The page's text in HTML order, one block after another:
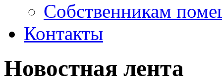
Собственникам
Контакты
Новостная лента